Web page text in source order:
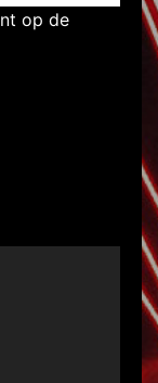
op de